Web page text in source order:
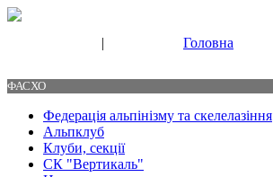
| Головна
ФАСХО
Федерація альпінізму та скелелазіння
Альпклуб
Клуби, секції
СК "Вертикаль"